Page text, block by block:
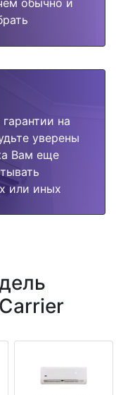
обычно и
на
уверены
Вам еще
или иных